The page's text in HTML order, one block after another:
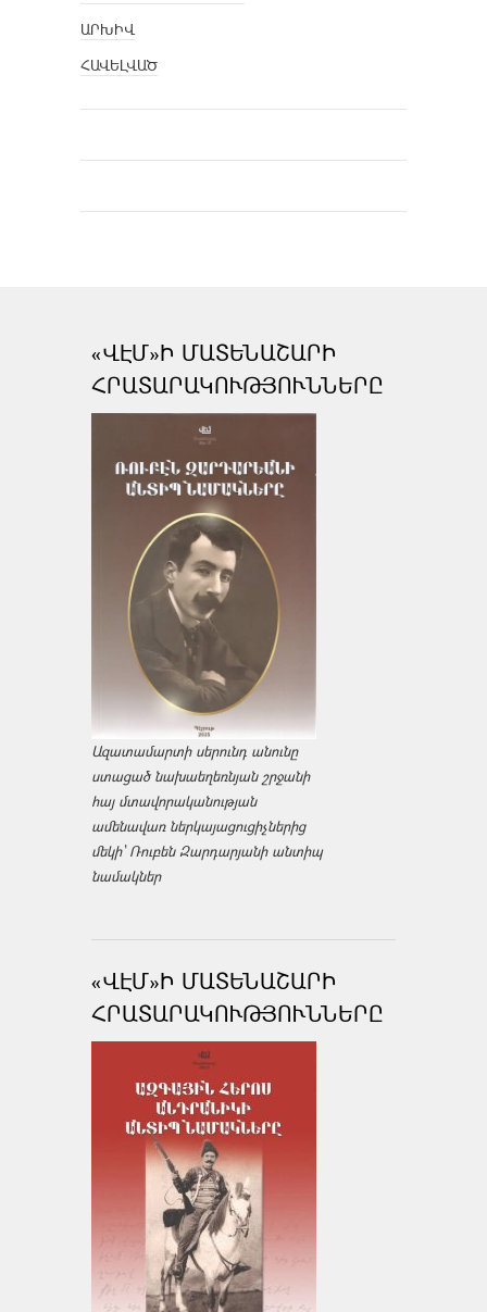
ԱՐԽԻՎ
ՀԱՎԵԼՎԱԾ
«ՎԷՄ»Ի ՄԱՏԵՆԱՇԱՐԻ
ՀՐԱՏԱՐԱԿՈՒԹՅՈՒՆՆԵՐԸ
Ազատամարտի սերունդ անունը
ստացած նախաեղեռնյան շրջանի
հայ մտավորականության
ամենավառ ներկայացուցիչներից
մեկի՝ Ռուբեն Զարդարյանի անտիպ
նամակներ
«ՎԷՄ»Ի ՄԱՏԵՆԱՇԱՐԻ
ՀՐԱՏԱՐԱԿՈՒԹՅՈՒՆՆԵՐԸ